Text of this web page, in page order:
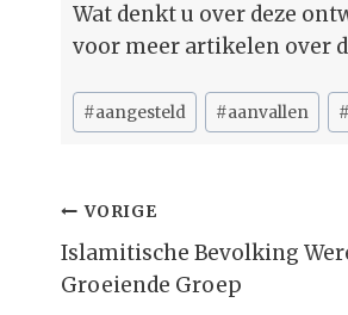
Wat denkt u over deze
voor meer artikelen over
Bericht
tags:
#aangesteld #aanvallen
Bericht
Navigatie
VORIGE
Islamitische Bevolking
Groeiende Groep